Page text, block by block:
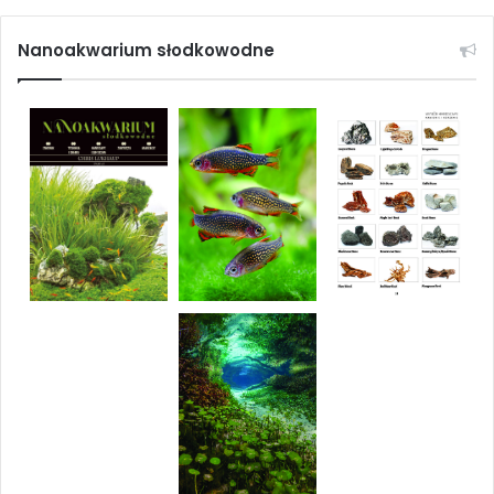
przynajmniej latem. Ryby te
bowiem źle znoszą upały, które –
jak wspomniałem – skracają im
życie i bardzo osłabiają (osobniki
dorosłe są wówczas w ciągłej
gotowości do tarła). Jako podłoże
stosujemy grubszy piasek lub
drobny żwirek o jak najbardziej
ciemnym odcieniu. Oświetlenie
akwarium powinno być
Nanoakwarium słodkowodne